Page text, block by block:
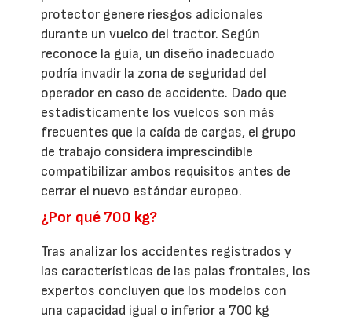
protector genere riesgos adicionales
durante un vuelco del tractor. Según
reconoce la guía, un diseño inadecuado
podría invadir la zona de seguridad del
operador en caso de accidente. Dado que
estadísticamente los vuelcos son más
frecuentes que la caída de cargas, el grupo
de trabajo considera imprescindible
compatibilizar ambos requisitos antes de
cerrar el nuevo estándar europeo.
¿Por qué 700 kg?
Tras analizar los accidentes registrados y
las características de las palas frontales, los
expertos concluyen que los modelos con
una capacidad igual o inferior a 700 kg